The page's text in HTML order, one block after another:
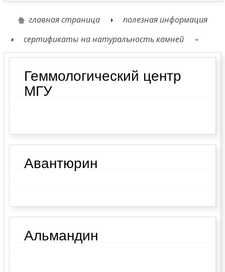
главная страница
полезная информация
сертификаты на натуральность камней
Геммологический центр
МГУ
Авантюрин
Альмандин